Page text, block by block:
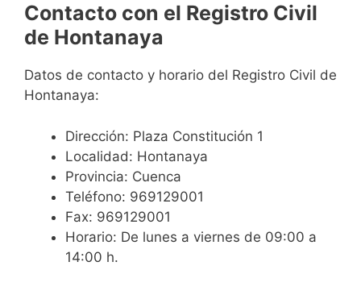
Contacto con el Registro Civil
de Hontanaya
Datos de contacto y horario del Registro Civil de
Hontanaya:
Dirección: Plaza Constitución 1
Localidad: Hontanaya
Provincia: Cuenca
Teléfono: 969129001
Fax: 969129001
Horario: De lunes a viernes de 09:00 a
14:00 h.